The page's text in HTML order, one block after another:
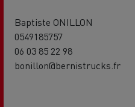
Baptiste ONILLON
0549185757
06 03 85 22 98
bonillon@bernistrucks.fr